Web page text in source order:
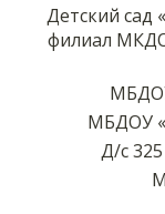
Детский сад
филиал
МБДОУ
Д/с